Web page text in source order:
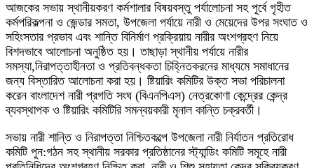
আজকের সভায় স্থানীয়করণ কর্মশালার বিষয়বস্তু পর্যালোচনা সহ পূর্বে গৃহীত
কর্মপরিকল্পনা ও জেন্ডার সমতা, উপজেলা পর্যায়ে নারী ও মেয়েদের উপর সংঘাত ও
সহিংসতার প্রভাব এবং শান্তি বিনির্মাণ প্রক্রিয়ায় নারীর অংশগ্রহণ নিয়ে
বিশদভাবে আলোচনা অনুষ্ঠিত হয়। তাছাড়া স্থানীয় পর্যায়ে নারীর
সমস্যা,নিরাপত্তাহীনতা ও প্রতিবন্ধকতা চিহ্নিতকরনের মাধ্যমে সমাধানের
জন্য বিস্তারিত আলোচনা করা হয়। ষ্টিয়ারিং কমিটির উক্ত সভা পরিচালনা
করেন বাংলাদেশ নারী প্রগতি সংঘ (বিএনপিএস) নেত্রকোণা কেন্দ্রের কেন্দ্র
ব্যবস্থাপক ও ষ্টিয়ারিং কমিটিরি সমন্বয়কারী মৃনাল কান্তি চক্রবর্তী।
সভায় নারী শান্তি ও নিরাপত্তা নিশ্চিতকল্পে উপজেলা নারী নির্যাতন প্রতিরোধ
কমিটি পুন:গঠন সহ স্থানীয় সরকার প্রতিষ্ঠানের স্ট্যান্ডিং কমিটি সমূহে নারী